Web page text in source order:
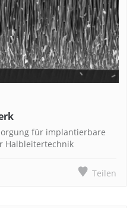
für implantierbare
Halbleitertechnik
Teilen